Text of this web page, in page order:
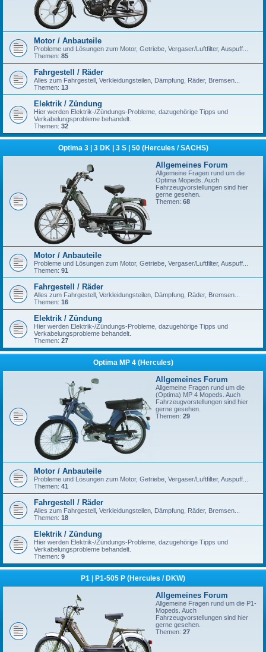
Motor / Anbauteile
Probleme und Lösungen zum Motor, Getriebe, Vergaser/Luftfilter, Auspuff...
Themen: 85
Fahrgestell / Räder
Alles zum Fahrgestell, Verkleidungsteilen, Dämpfung, Räder, Bremsen...
Themen: 13
Elektrik / Zündung
Hier werden Elektrik-/Zündungs-Probleme, dazugehörige Tipps und
Verkabelungsprobleme behandelt.
Themen: 32
Optima 3 | 3 DK | 3 S | 50 (Hercules / SACHS)
Allgemeines Forum
Allgemeine Fragen rund um die
Optima Mopeds. Auch
Fahrzeugvorstellungen sind hier
gerne gesehen.
Themen: 68
Motor / Anbauteile
Probleme und Lösungen zum Motor, Getriebe, Vergaser/Luftfilter, Auspuff...
Themen: 91
Fahrgestell / Räder
Alles zum Fahrgestell, Verkleidungsteilen, Dämpfung, Räder, Bremsen...
Themen: 16
Elektrik / Zündung
Hier werden Elektrik-/Zündungs-Probleme, dazugehörige Tipps und
Verkabelungsprobleme behandelt.
Themen: 27
Optima MP 4 (Hercules)
Allgemeines Forum
Allgemeine Fragen rund um die
(Optima) MP 4 Mopeds. Auch
Fahrzeugvorstellungen sind hier
gerne gesehen.
Themen: 29
Motor / Anbauteile
Probleme und Lösungen zum Motor, Getriebe, Vergaser/Luftfilter, Auspuff...
Themen: 41
Fahrgestell / Räder
Alles zum Fahrgestell, Verkleidungsteilen, Dämpfung, Räder, Bremsen...
Themen: 18
Elektrik / Zündung
Hier werden Elektrik-/Zündungs-Probleme, dazugehörige Tipps und
Verkabelungsprobleme behandelt.
Themen: 9
P1 | P1-505 P (Hercules / DKW)
Allgemeines Forum
Allgemeine Fragen rund um die P1-
Mopeds. Auch
Fahrzeugvorstellungen sind hier
gerne gesehen.
Themen: 27